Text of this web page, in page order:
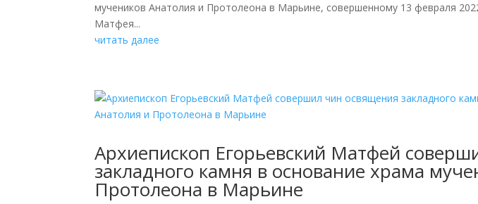
мучеников Анатолия и Протолеона в Марьине, совершенному 13 февраля
Матфея...
читать далее
Архиепископ Егорьевский Матфей
закладного камня в основание храма
Протолеона в Марьине